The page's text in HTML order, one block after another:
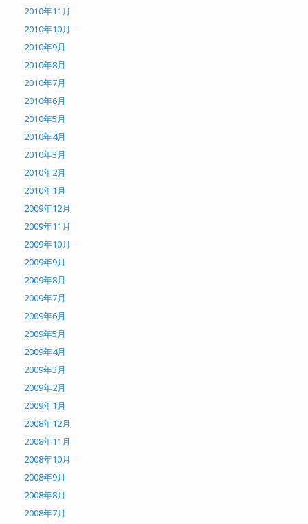
2010年11月
2010年10月
2010年9月
2010年8月
2010年7月
2010年6月
2010年5月
2010年4月
2010年3月
2010年2月
2010年1月
2009年12月
2009年11月
2009年10月
2009年9月
2009年8月
2009年7月
2009年6月
2009年5月
2009年4月
2009年3月
2009年2月
2009年1月
2008年12月
2008年11月
2008年10月
2008年9月
2008年8月
2008年7月